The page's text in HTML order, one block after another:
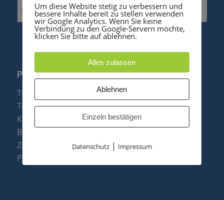
PRODUKTE
Telefonanlagen
Telefone
Konftel Konferenztelefone
Baugruppen
Zubehör & Ersatzteile
Produktzusammenfassung
Um diese Website stetig zu verbessern und
bessere Inhalte bereit zu stellen verwenden
wir Google Analytics. Wenn Sie keine
Verbindung zu den Google-Servern möchte,
klicken Sie bitte auf ablehnen.
Alles zulassen
Ablehnen
Einzeln bestätigen
Datenschutz| Impressum